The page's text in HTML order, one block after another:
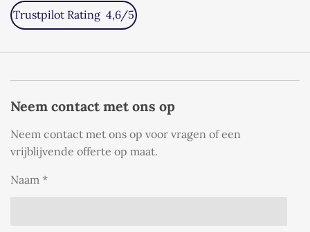
Trustpilot Rating 4,6/5
Neem contact met ons op
Neem contact met ons op voor vragen of een
vrijblijvende offerte op maat.
Naam *